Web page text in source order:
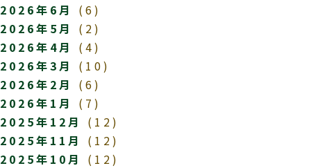
2026年6月
(6)
2026年5月
(2)
2026年4月
(4)
2026年3月
(10)
2026年2月
(6)
2026年1月
(7)
2025年12月
(12)
2025年11月
(12)
2025年10月
(12)